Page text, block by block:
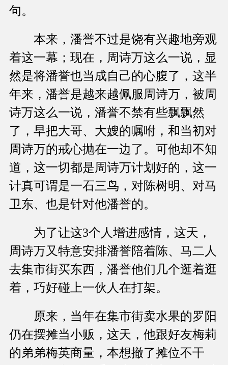
句。
本来，潘誉不过是饶有兴趣地旁观
着这一幕；现在，周诗万这么一说，显
然是将潘誉也当成自己的心腹了，这半
年来，潘誉是越来越佩服周诗万，被周
诗万这么一说，潘誉不禁有些飘飘然
了，早把大哥、大嫂的嘱咐，和当初对
周诗万的戒心抛在一边了。可他却不知
道，这一切都是周诗万计划好的，这一
计真可谓是一石三鸟，对陈树明、对马
卫东、也是针对他潘誉的。
为了让这3个人增进感情，这天，
周诗万又特意安排潘誉陪着陈、马二人
去集市街买东西，潘誉他们几个逛着逛
着，巧好碰上一伙人在打架。
原来，当年在集市街卖水果的罗阳
仍在摆摊当小贩，这天，他跟好友梅莉
的弟弟梅英商量，本想撤了摊位不干